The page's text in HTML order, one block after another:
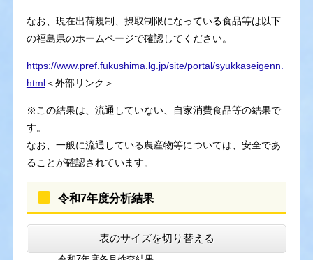
なお、現在出荷規制、摂取制限になっている食品等は以下
の福島県のホームページで確認してください。
https://www.pref.fukushima.lg.jp/site/portal/syukkaseigenn.
html＜外部リンク＞
※この結果は、流通していない、自家消費食品等の結果で
す。
なお、一般に流通している農産物等については、安全であ
ることが確認されています。
令和7年度分析結果
表のサイズを切り替える